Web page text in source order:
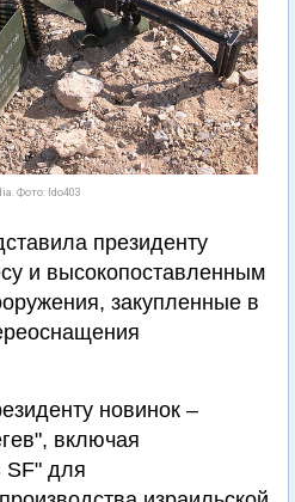
Фото: Ido403
президенту
и высокопоставленным
закупленные в
новинок –
включая
для